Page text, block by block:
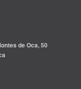
de Oca, 50